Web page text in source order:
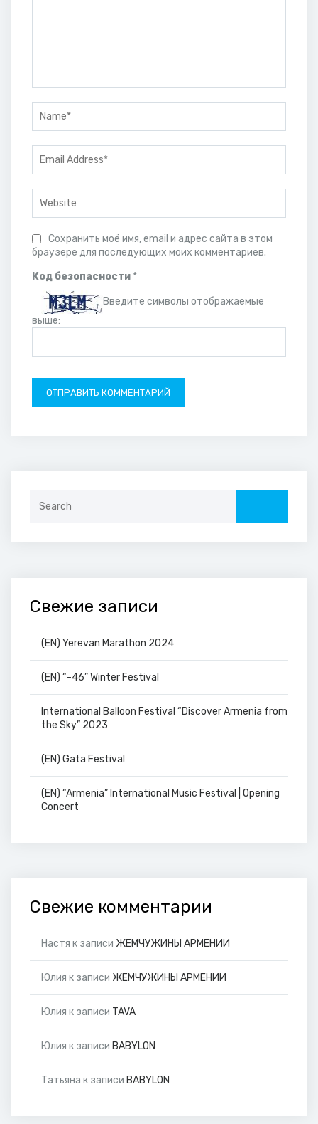
Сохранить моё имя, email и адрес сайта в этом
браузере для последующих моих комментариев.
Код безопасности *
Введите символы отображаемые
выше:
Свежие записи
(EN) Yerevan Marathon 2024
(EN) “-46” Winter Festival
International Balloon Festival “Discover Armenia from
the Sky” 2023
(EN) Gata Festival
(EN) “Armenia” International Music Festival | Opening
Concert
Свежие комментарии
Настя к записи ЖЕМЧУЖИНЫ АРМЕНИИ
Юлия к записи ЖЕМЧУЖИНЫ АРМЕНИИ
Юлия к записи TAVA
Юлия к записи BABYLON
Татьяна к записи BABYLON